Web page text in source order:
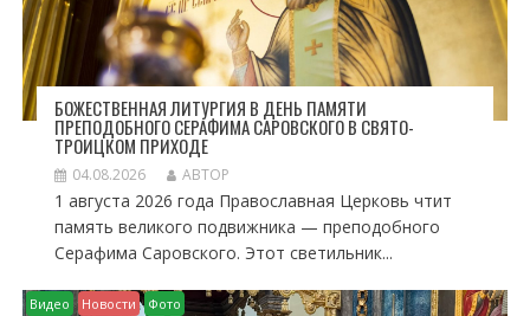
БОЖЕСТВЕННАЯ ЛИТУРГИЯ В ДЕНЬ ПАМЯТИ
ПРЕПОДОБНОГО СЕРАФИМА САРОВСКОГО В СВЯТО-
ТРОИЦКОМ ПРИХОДЕ
04.08.2026 АВТОР
1 августа 2026 года Православная Церковь чтит
память великого подвижника — преподобного
Серафима Саровского. Этот светильник...
Видео Новости Фото